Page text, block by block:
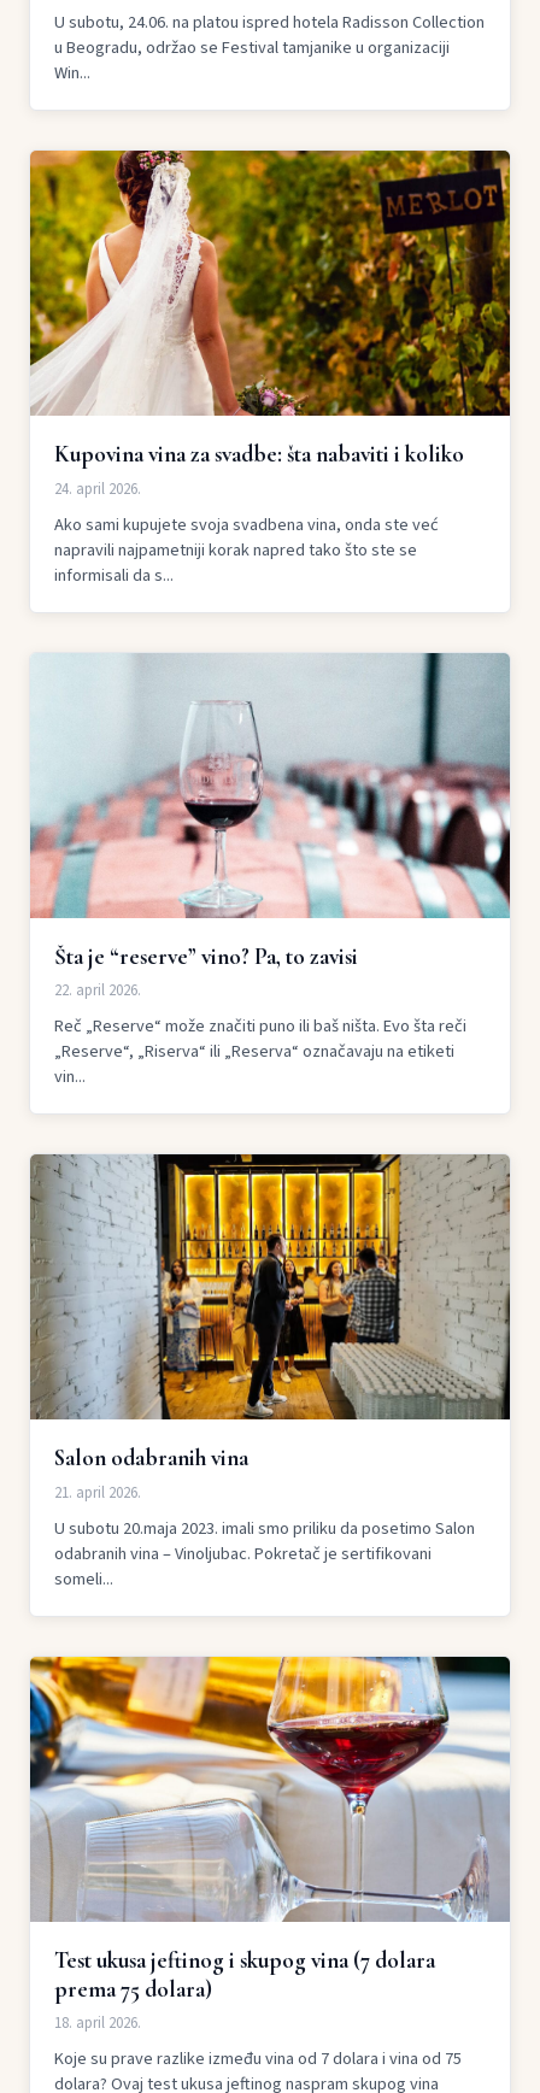
U subotu, 24.06. na platou ispred hotela Radisson Collection
u Beogradu, održao se Festival tamjanike u organizaciji
Win...
Kupovina vina za svadbe: šta nabaviti i koliko
24. april 2026.
Ako sami kupujete svoja svadbena vina, onda ste već
napravili najpametniji korak napred tako što ste se
informisali da s...
Šta je “reserve” vino? Pa, to zavisi
22. april 2026.
Reč „Reserve“ može značiti puno ili baš ništa. Evo šta reči
„Reserve“, „Riserva“ ili „Reserva“ označavaju na etiketi
vin...
Salon odabranih vina
21. april 2026.
U subotu 20.maja 2023. imali smo priliku da posetimo Salon
odabranih vina – Vinoljubac. Pokretač je sertifikovani
someli...
Test ukusa jeftinog i skupog vina (7 dolara
prema 75 dolara)
18. april 2026.
Koje su prave razlike između vina od 7 dolara i vina od 75
dolara? Ovaj test ukusa jeftinog naspram skupog vina